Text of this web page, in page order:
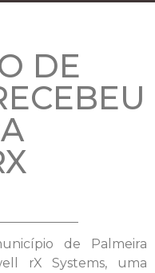
DE
de Palmeira
rX Systems, uma